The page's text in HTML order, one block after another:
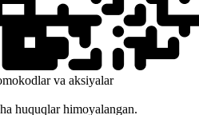
va aksiyalar
huquqlar himoyalangan.